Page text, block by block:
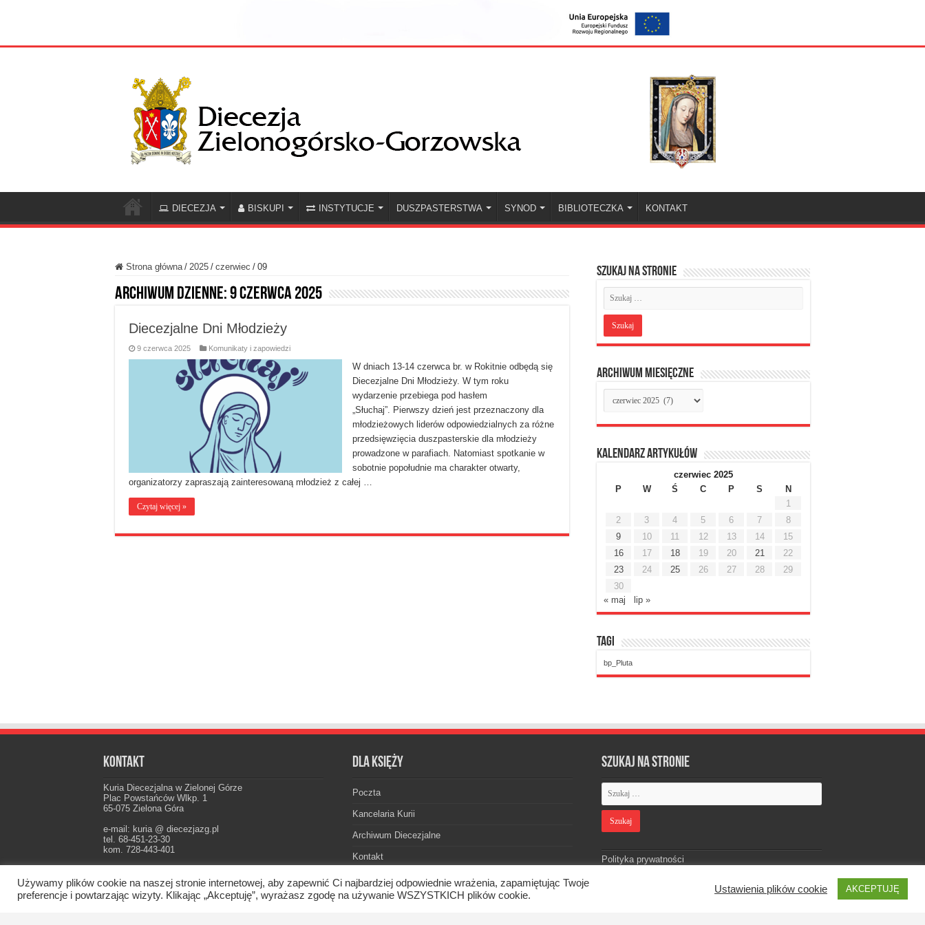
DIECEZJA BISKUPI INSTYTUCJE DUSZPASTERSTWA SYNOD BIBLIOTECZKA KONTAKT
Strona główna / 2025 / czerwiec / 09
Archiwum dzienne:9 czerwca 2025
Diecezjalne Dni Młodzieży
9 czerwca 2025 Komunikaty i zapowiedzi
W dniach 13-14 czerwca br. w Rokitnie odbędą się
Diecezjalne Dni Młodzieży. W tym roku
wydarzenie przebiega pod hasłem
„Słuchaj”. Pierwszy dzień jest przeznaczony dla
młodzieżowych liderów odpowiedzialnych za różne
przedsięwzięcia duszpasterskie dla młodzieży
prowadzone w parafiach. Natomiast spotkanie w
sobotnie popołudnie ma charakter otwarty,
organizatorzy zapraszają zainteresowaną młodzież z całej …
Czytaj więcej »
Szukaj na stronie
Archiwum miesięczne
Archiwum
miesięczne
Kalendarz artykułów
czerwiec 2025
P
W Ś C P S
N
1
2
3 4 5 6 7
8
9
10 11 12 13 14
15
16
17 18 19 20 21
22
23
24 25 26 27 28
29
30
« maj
lip »
Tagi
bp_Pluta
Kontakt
Kuria Diecezjalna w Zielonej Górze
Plac Powstańców Wlkp. 1
65-075 Zielona Góra
e-mail: kuria @ diecezjazg.pl
tel. 68-451-23-30
kom. 728-443-401
22 1020 5402 0000 0102 0021 3694
Dla księży
Poczta
Kancelaria Kurii
Archiwum Diecezjalne
Kontakt
Szukaj na stronie
Polityka prywatności
Używamy plików cookie na naszej stronie internetowej, aby zapewnić Ci najbardziej odpowiednie wrażenia, zapamiętując Twoje
preferencje i powtarzając wizyty. Klikając „Akceptuję”, wyrażasz zgodę na używanie WSZYSTKICH plików cookie.
Ustawienia plików cookie AKCEPTUJĘ